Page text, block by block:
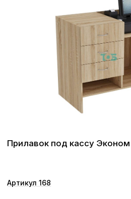
Прилавок под кассу
Артикул 168